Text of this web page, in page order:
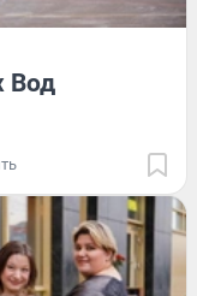
Вод